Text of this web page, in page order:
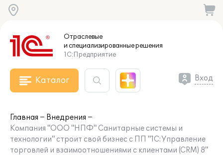
Отраслевые
и специализированныерешения
1С:Предприятие
Каталог Вход
Главная
Внедрения
Компания "ООО "НПФ" Санитарные системы и
технологии" строит свой бизнес с ПП "1С:Управление
торговлей и взаимоотношениями с клиентами (CRM) 8"